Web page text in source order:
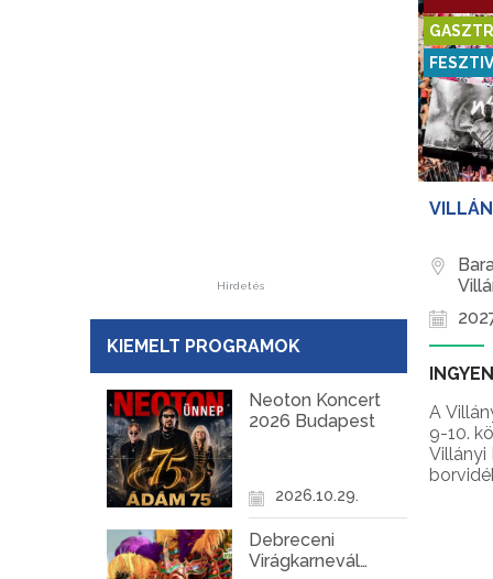
A
9-10.
Villányi
Hirdetés
KIEMELT PROGRAMOK
Neoton Koncert
2026 Budapest
2026.10.29.
Debreceni
Virágkarnevál